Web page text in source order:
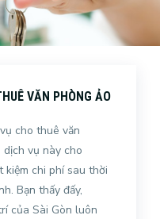
VĂN PHÒNG ẢO
cho thuê văn
dịch vụ này cho
kiệm chi phí sau thời
Bạn thấy đấy,
của Sài Gòn luôn